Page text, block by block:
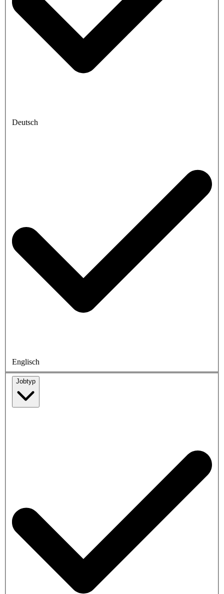
Deutsch
Englisch
Jobtyp